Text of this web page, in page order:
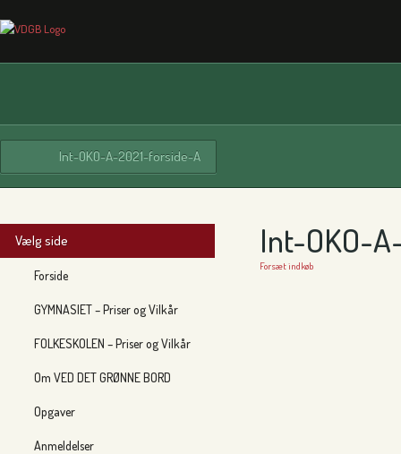
Int-OKO-A-2021-forside-A
Vælg side
Forside
GYMNASIET – Priser og Vilkår
FOLKESKOLEN – Priser og Vilkår
Om VED DET GRØNNE BORD
Opgaver
Anmeldelser
Int-OKO-
Forsæt indkøb